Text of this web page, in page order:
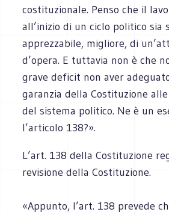
costituzionale. Penso che il
all’inizio di un ciclo politico sia
apprezzabile, migliore, di
d’opera. E tuttavia non è che
grave deficit non aver
garanzia della Costituzione
del sistema politico. Ne è un
l’articolo 138?».
L’art. 138 della Costituzione
revisione della Costituzione.
«Appunto, l’art. 138 prevede